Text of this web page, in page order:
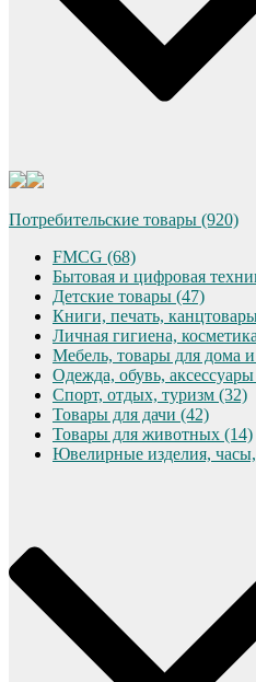
Потребительские товары (920)
FMCG (68)
Бытовая и цифровая
Детские товары (47)
Книги, печать,
Личная гигиена,
Мебель, товары для дома
Одежда, обувь,
Спорт, отдых, туризм (32)
Товары для дачи (42)
Товары для животных (14)
Ювелирные изделия,